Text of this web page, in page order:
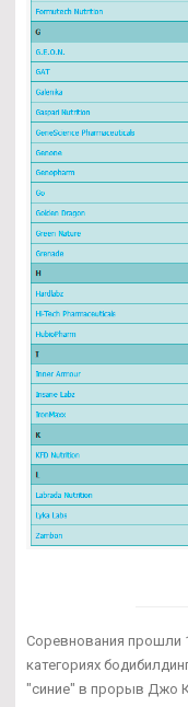
Соревнования прошли
категориях
"синие" в прорыв Джо